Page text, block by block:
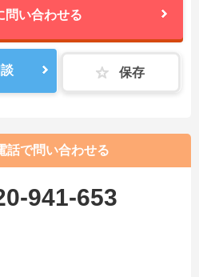
問い合わせる
保存
話で問い合わせる
941-653